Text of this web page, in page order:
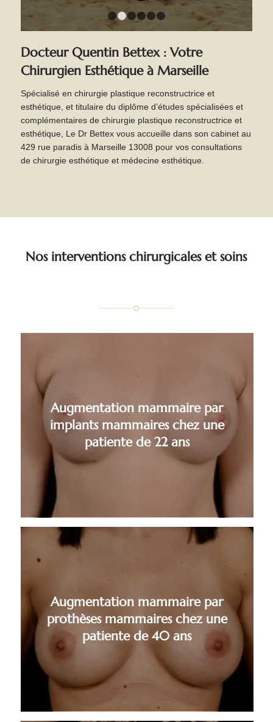
4
Docteur Quentin Bettex : Votre
Chirurgien Esthétique à Marseille
Spécialisé en chirurgie plastique reconstructrice et
esthétique, et titulaire du diplôme d’études spécialisées et
complémentaires de chirurgie plastique reconstructrice et
esthétique, Le Dr Bettex vous accueille dans son cabinet au
429 rue paradis à Marseille 13008 pour vos consultations
de chirurgie esthétique et médecine esthétique.
Nos interventions chirurgicales et soins
Augmentation mammaire par
implants mammaires chez une
patiente de 22 ans
Augmentation mammaire par
prothèses mammaires chez une
patiente de 40 ans